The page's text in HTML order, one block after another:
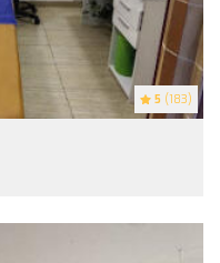
5 (183)